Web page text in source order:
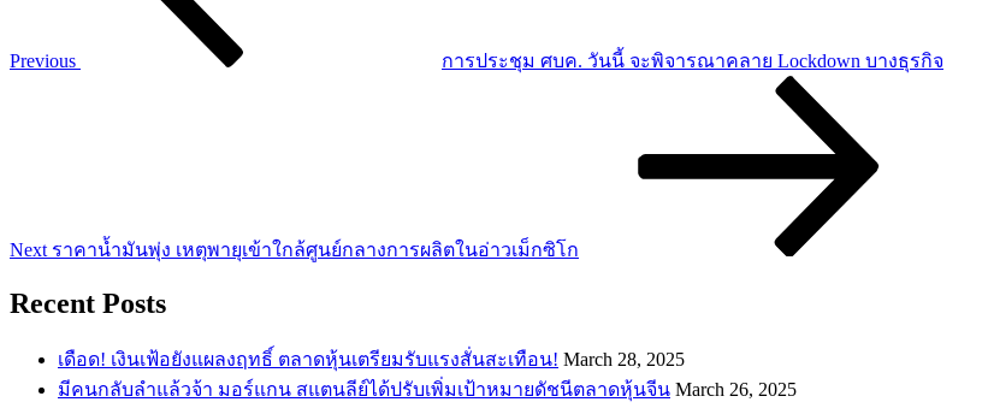
Previous
การประชุม ศบค. วันนี้ จะพิจารณาคลาย Lockdown บางธุรกิจ
Next ราคาน้ำมันพุ่ง เหตุพายุเข้าใกล้ศูนย์กลางการผลิตในอ่าวเม็กซิโก
Recent Posts
เดือด! เงินเฟ้อยังแผลงฤทธิ์ ตลาดหุ้นเตรียมรับแรงสั่นสะเทือน! March 28, 2025
​มีคนกลับลำแล้วจ้า มอร์แกน สแตนลีย์ได้ปรับเพิ่มเป้าหมายดัชนีตลาดหุ้นจีน March 26, 2025